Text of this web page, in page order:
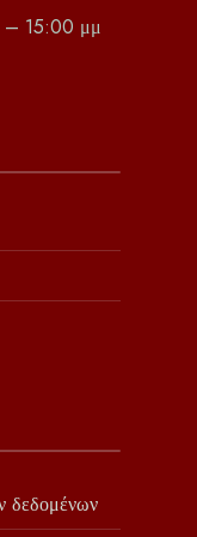
– 15:00 μμ
δεδομένων